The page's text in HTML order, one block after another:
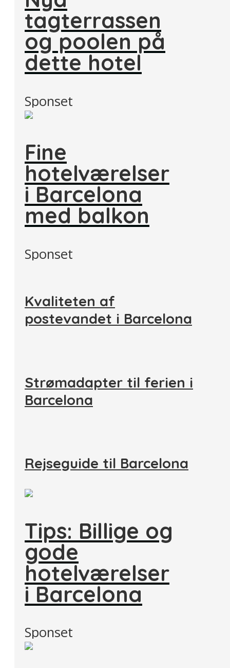
tagterrassen
og poolen på
dette hotel
Sponset
Fine
hotelværelser
i Barcelona
med balkon
Sponset
Kvaliteten af
postevandet i Barcelona
Strømadapter til ferien i
Barcelona
Rejseguide til Barcelona
Tips: Billige og
gode
hotelværelser
i Barcelona
Sponset